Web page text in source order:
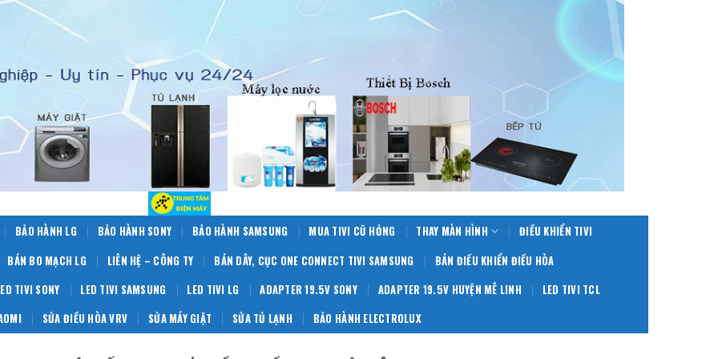
BẢO HÀNH LG BẢO HÀNH SONY BẢO HÀNH SAMSUNG MUA TIVI CŨ HỎNG THAY MÀN HÌNH
ĐIỀU KHIỂN TIVI
BÁN BO MẠCH LG LIÊN HỆ – CÔNG TY BÁN DÂY, CỤC ONE CONNECT TIVI SAMSUNG
BÁN ĐIỀU KHIỂN ĐIỀU HÒA
TIVI SONY LED TIVI SAMSUNG LED TIVI LG ADAPTER 19.5V SONY ADAPTER 19.5V HUYỆN MÊ LINH
LED TIVI TCL
SỬA ĐIỀU HÒA VRV SỬA MÁY GIẶT SỬA TỦ LẠNH BẢO HÀNH ELECTROLUX